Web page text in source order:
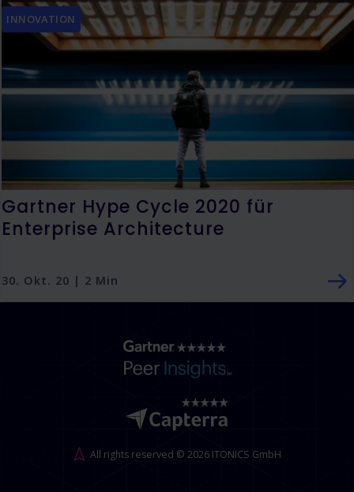
INNOVATION
Gartner Hype Cycle 2020 für
Enterprise Architecture
30. Okt. 20 | 2 Min
All rights reserved © 2026 ITONICS GmbH